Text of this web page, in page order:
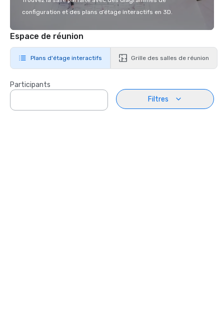
configuration et des plans d’étage interactifs en 3D.
Espace de réunion
Plans d'étage interactifs Grille des salles de réunion
Participants
Filtres